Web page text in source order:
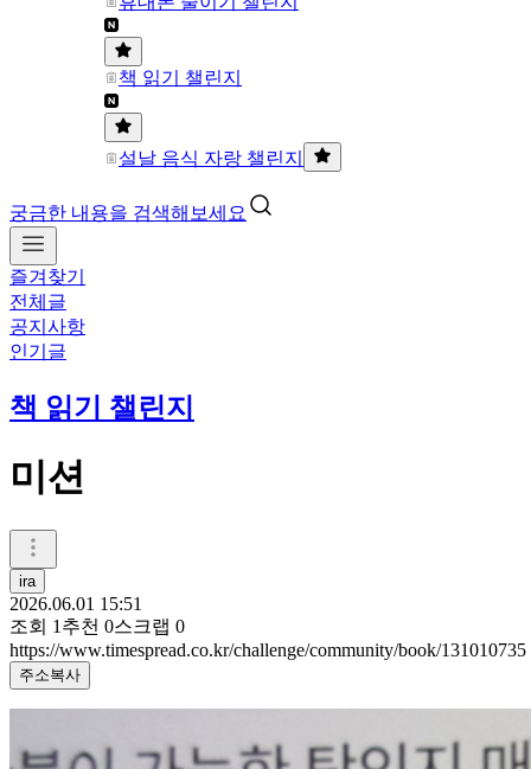
책 읽기 챌린지
설날 음식 자랑 챌린지
궁금한 내용을 검색해보세요
즐겨찾기
전체글
공지사항
인기글
책 읽기 챌린지
미션
ira
2026.06.01 15:51
조회 1 추천 0스크랩 0
https://www.timespread.co.kr/challenge/community/book/131010735
주소복사